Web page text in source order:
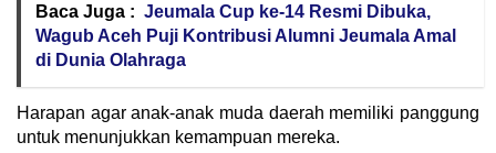
Baca Juga : Jeumala Cup ke-14 Resmi Dibuka,
Wagub Aceh Puji Kontribusi Alumni Jeumala Amal
di Dunia Olahraga
Harapan agar anak-anak muda daerah memiliki panggung
untuk menunjukkan kemampuan mereka.